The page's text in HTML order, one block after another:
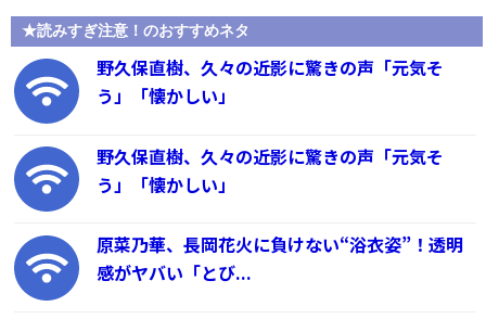
★読みすぎ注意！のおすすめネタ
野久保直樹、久々の近影に驚きの声「元気そ
う」「懐かしい」
野久保直樹、久々の近影に驚きの声「元気そ
う」「懐かしい」
原菜乃華、長岡花火に負けない“浴衣姿”！透明
感がヤバい「とび...